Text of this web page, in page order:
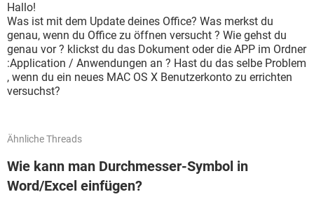
Hallo!
Was ist mit dem Update deines Office? Was merkst du
genau, wenn du Office zu öffnen versucht ? Wie gehst du
genau vor ? klickst du das Dokument oder die APP im Ordner
:Application / Anwendungen an ? Hast du das selbe Problem
, wenn du ein neues MAC OS X Benutzerkonto zu errichten
versuchst?
Ähnliche Threads
Wie kann man Durchmesser-Symbol in
Word/Excel einfügen?